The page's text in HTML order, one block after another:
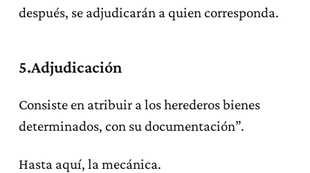
después, se adjudicarán a quien corresponda.
5.Adjudicación
Consiste en atribuir a los herederos bienes
determinados, con su documentación”.
Hasta aquí, la mecánica.